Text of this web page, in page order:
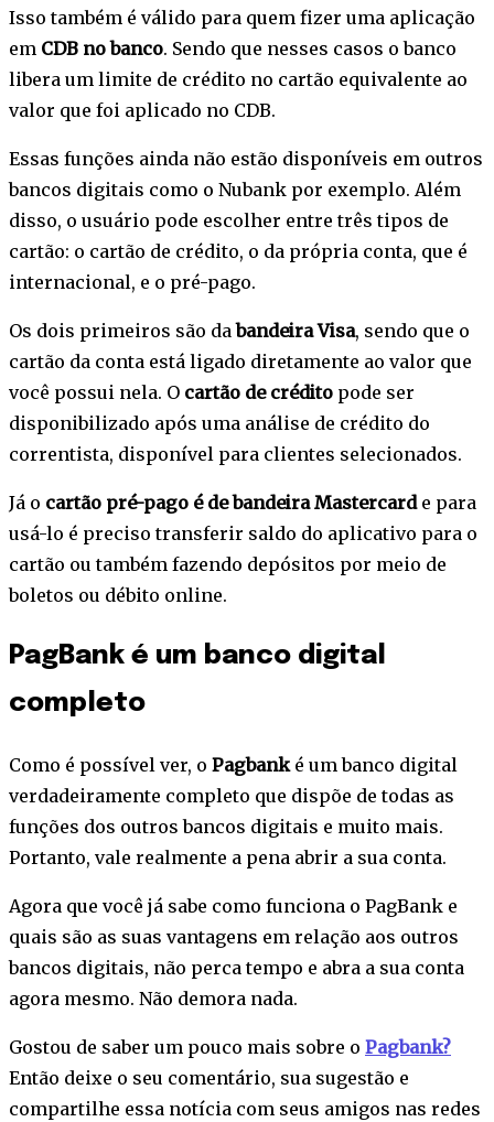
Isso também é válido para quem fizer uma aplicação
em CDB no banco. Sendo que nesses casos o banco
libera um limite de crédito no cartão equivalente ao
valor que foi aplicado no CDB.
Essas funções ainda não estão disponíveis em outros
bancos digitais como o Nubank por exemplo. Além
disso, o usuário pode escolher entre três tipos de
cartão: o cartão de crédito, o da própria conta, que é
internacional, e o pré-pago.
Os dois primeiros são dabandeira Visa, sendo que o
cartão da conta está ligado diretamente ao valor que
você possui nela. O cartão de crédito pode ser
disponibilizado após uma análise de crédito do
correntista, disponível para clientes selecionados.
Já o cartão pré-pago é de bandeira Mastercarde para
usá-lo é preciso transferir saldo do aplicativo para o
cartão ou também fazendo depósitos por meio de
boletos ou débito online.
PagBank é um banco digital
completo
Como é possível ver, o Pagbanké um banco digital
verdadeiramente completo que dispõe de todas as
funções dos outros bancos digitais e muito mais.
Portanto, vale realmente a pena abrir a sua conta.
Agora que você já sabe como funciona o PagBank e
quais são as suas vantagens em relação aos outros
bancos digitais, não perca tempo e abra a sua conta
agora mesmo. Não demora nada.
Gostou de saber um pouco mais sobre o Pagbank?
Então deixe o seu comentário, sua sugestão e
compartilhe essa notícia com seus amigos nas redes